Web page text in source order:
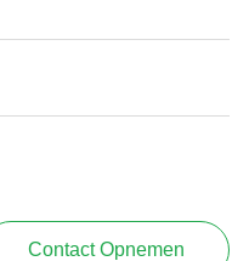
Contact Opnemen